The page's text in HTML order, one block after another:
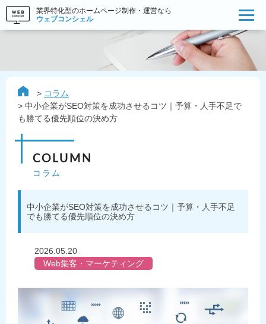
業界特化型のホームページ制作・運営なら
ウェブコンシェル
コラム
中小企業がSEO対策を成功させるコツ｜予算・人手不足で
も勝てる優先順位の決め方
COLUMN
コラム
中小企業がSEO対策を成功させるコツ｜予算・人手不足
でも勝てる優先順位の決め方
2026.05.20
Web集客・マーケティング